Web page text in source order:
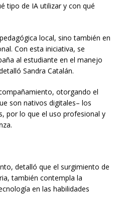
tipo de IA utilizar y con qué
local, sino también en
Con esta iniciativa, se
al estudiante en el manejo
Sandra Catalán.
otorgando el
son nativos digitales– los
por lo que el uso profesional y
detalló que el surgimiento de
también contempla la
en las habilidades